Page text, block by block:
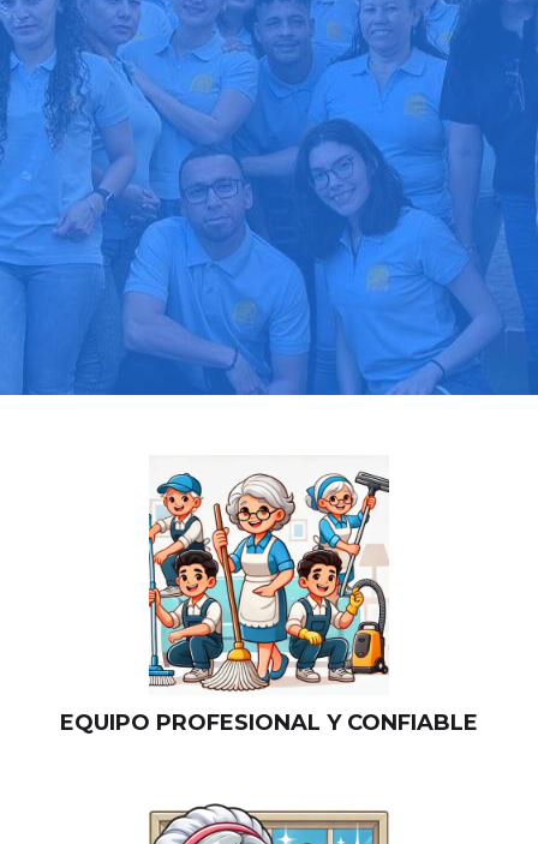
casa
Pide tu presupuesto gratis
Llama hoy: 919 03 52 24
Más de 1000 clientes confían en nosotros
⭐⭐⭐⭐⭐
EQUIPO PROFESIONAL Y CONFIABLE